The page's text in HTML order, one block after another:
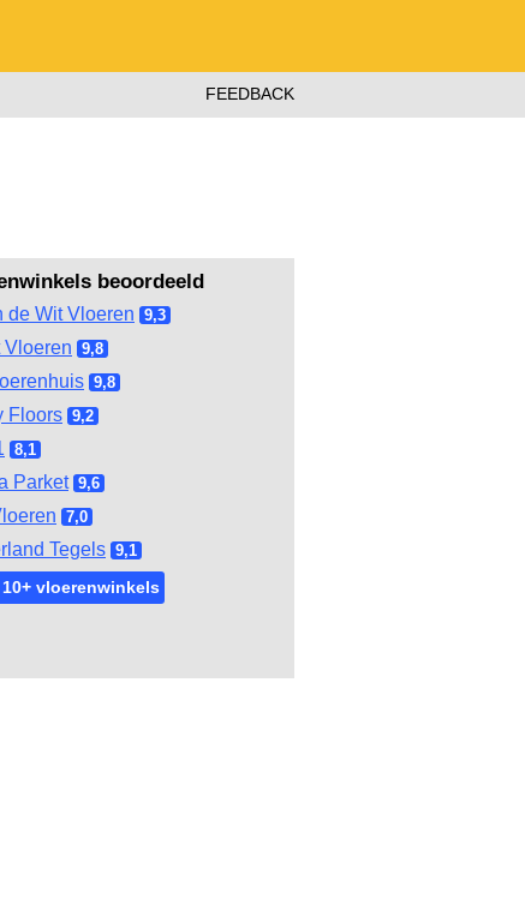
FEEDBACK
beoordeeld
de Wit Vloeren 9,3
Vloeren 9,8
9,8
Floors 9,2
8,1
Parket 9,6
7,0
Tegels 9,1
vloerenwinkels